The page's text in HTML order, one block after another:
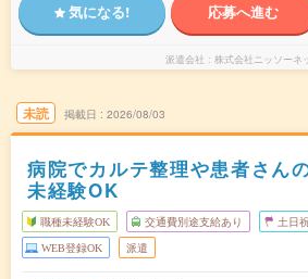
気になる! 応募へ進む
派遣会社 株式会社ニッソーネ
未読 掲載日 2026/08/03
病院でカルテ整理や患者さん
未経験OK
職種未経験OK 交通費別途支給あり 土日
WEB登録OK 派遣